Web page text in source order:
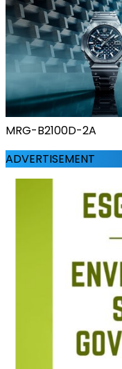
MRG-B2100D-2A
ADVERTISEMENT